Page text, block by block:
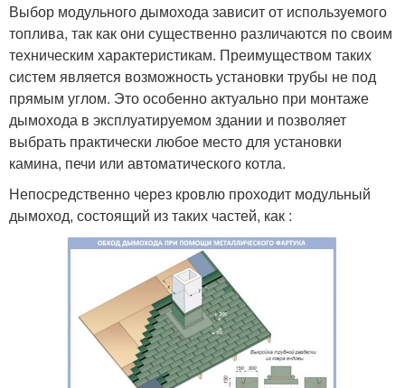
Выбор модульного дымохода зависит от используемого
топлива, так как они существенно различаются по своим
техническим характеристикам. Преимуществом таких
систем является возможность установки трубы не под
прямым углом. Это особенно актуально при монтаже
дымохода в эксплуатируемом здании и позволяет
выбрать практически любое место для установки
камина, печи или автоматического котла.
Непосредственно через кровлю проходит модульный
дымоход, состоящий из таких частей, как :